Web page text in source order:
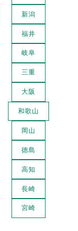
新潟
福井
岐阜
三重
大阪
和歌山
岡山
徳島
高知
長崎
宮崎